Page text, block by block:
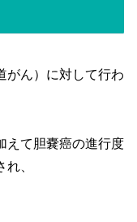
がん）に対して行わ
えて胆嚢癌の進行度
、